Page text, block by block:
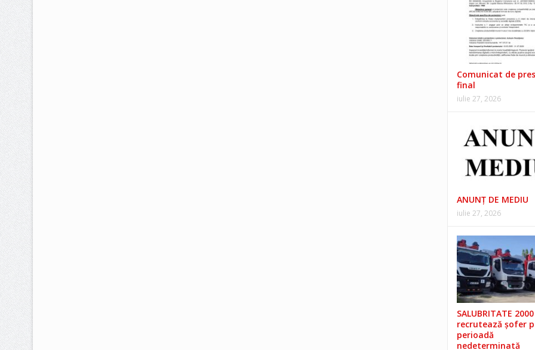
Comunicat de
final
iulie 27, 2026
ANUNŢ DE MEDIU
iulie 27, 2026
SALUBRITATE
recrutează șofer
perioadă
nedeterminată